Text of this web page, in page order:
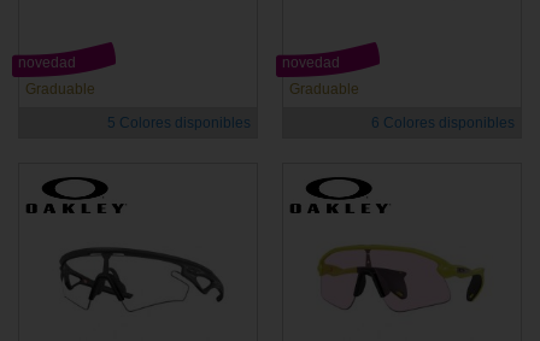
Graduable
novedad
5 Colores disponibles
Graduable
novedad
6 Colores disponibles